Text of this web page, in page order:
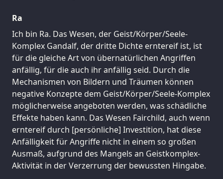
Ra
Ich bin Ra. Das Wesen, der Geist/Körper/Seele-
Komplex Gandalf, der dritte Dichte erntereif ist, ist
für die gleiche Art von übernatürlichen Angriffen
anfällig, für die auch ihr anfällig seid. Durch die
Mechanismen von Bildern und Träumen können
negative Konzepte dem Geist/Körper/Seele-Komplex
möglicherweise angeboten werden, was schädliche
Effekte haben kann. Das Wesen Fairchild, auch wenn
erntereif durch [persönliche] Investition, hat diese
Anfälligkeit für Angriffe nicht in einem so großen
Ausmaß, aufgrund des Mangels an Geistkomplex-
Aktivität in der Verzerrung der bewussten Hingabe.